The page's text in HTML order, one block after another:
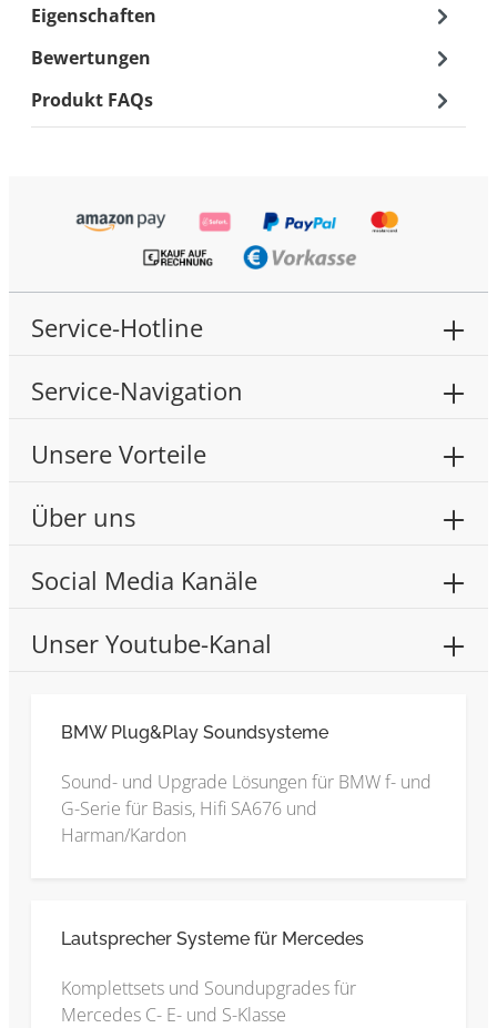
Eigenschaften
Bewertungen
Produkt FAQs
Service-Hotline
Service-Navigation
Unsere Vorteile
Über uns
Social Media Kanäle
Unser Youtube-Kanal
BMW Plug&Play Soundsysteme
Sound- und Upgrade Lösungen für BMW f- und
G-Serie für Basis, Hifi SA676 und
Harman/Kardon
Lautsprecher Systeme für Mercedes
Komplettsets und Soundupgrades für
Mercedes C- E- und S-Klasse